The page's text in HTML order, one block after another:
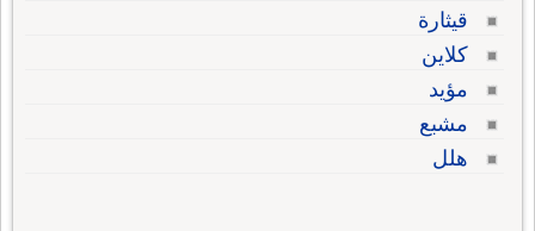
قيثارة
كلاين
مؤيد
مشبع
هلل